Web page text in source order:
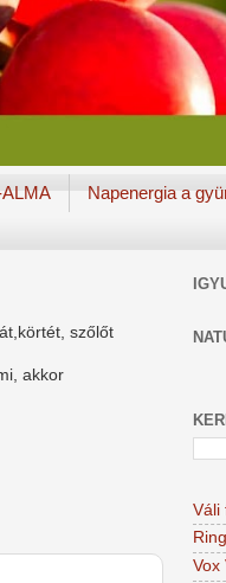
Napenergia a
szőlőt
akkor
Váli
Vox